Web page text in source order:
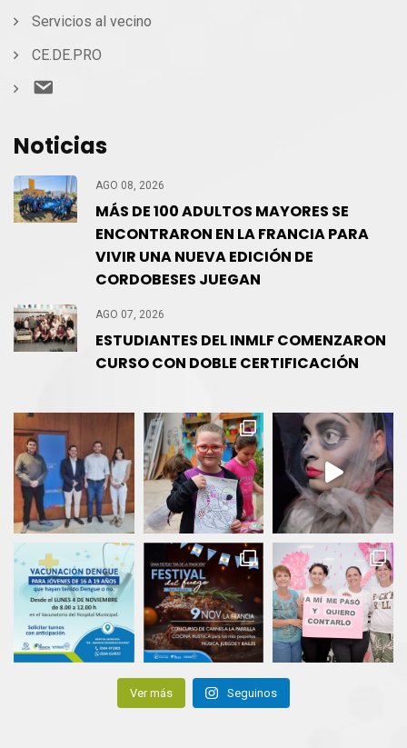
Servicios al vecino
CE.DE.PRO
Noticias
AGO 08, 2026
MÁS DE 100 ADULTOS MAYORES SE
ENCONTRARON EN LA FRANCIA PARA
VIVIR UNA NUEVA EDICIÓN DE
CORDOBESES JUEGAN
AGO 07, 2026
ESTUDIANTES DEL INMLF COMENZARON
CURSO CON DOBLE CERTIFICACIÓN
Ver más Seguinos